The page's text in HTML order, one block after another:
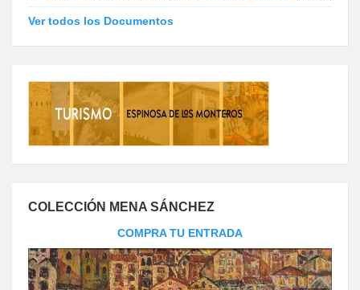
Ver todos los Documentos
COLECCIÓN MENA SÁNCHEZ
COMPRA TU ENTRADA